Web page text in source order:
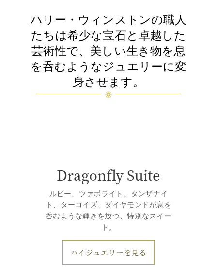
ハリー・ウィンストンの職人
たちは希少な宝石と卓越した
芸術性で、美しい生き物を息
を呑むようなジュエリーに変
身させます。
Dragonfly Suite
ルビー、ツァボライト、タンザナイ
ト、ターコイズ、ダイヤモンドが息を
呑むような輝きを放つ、特別なスイー
ト。
ハイジュエリーを見る